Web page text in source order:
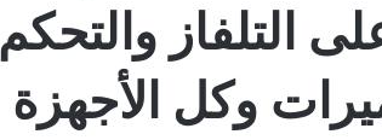
التلفاز والتحكم
وكل الأجهزة